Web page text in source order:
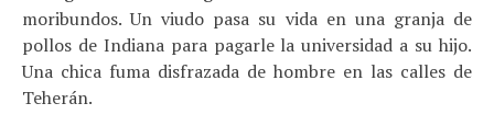
moribundos. Un viudo pasa su vida en una granja de
pollos de Indiana para pagarle la universidad a su hijo.
Una chica fuma disfrazada de hombre en las calles de
Teherán.